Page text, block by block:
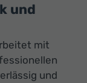
und
mit
und